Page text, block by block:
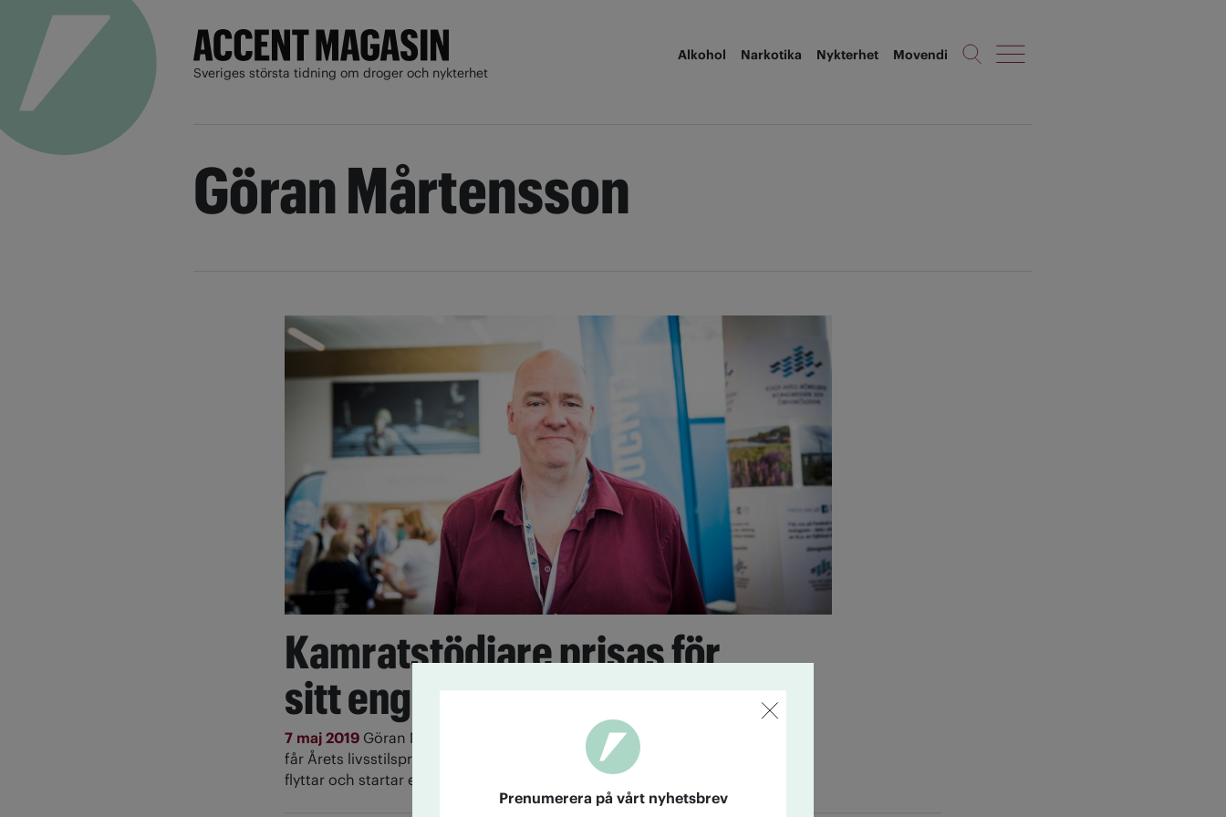
Sveriges största tidning om droger och nykterhet
Alkohol Narkotika Nykterhet Movendi
Göran Mårtensson
Kamratstödjare prisas för
sitt engagemang
7 maj 2019 Göran Mårtensson, IOGT-NTO:s kamratstöd i Norrköping,
får Årets livsstilspris för sitt engagemang. Nu gör besparingar att han
flyttar och startar ett nytt kamratstöd i Skåne.
Prenumerera på vårt nyhetsbrev